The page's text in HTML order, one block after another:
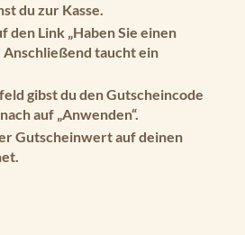
du zur Kasse.
den Link „Haben Sie einen
Anschließend taucht ein
gibst du den Gutscheincode
auf „Anwenden“.
Gutscheinwert auf deinen